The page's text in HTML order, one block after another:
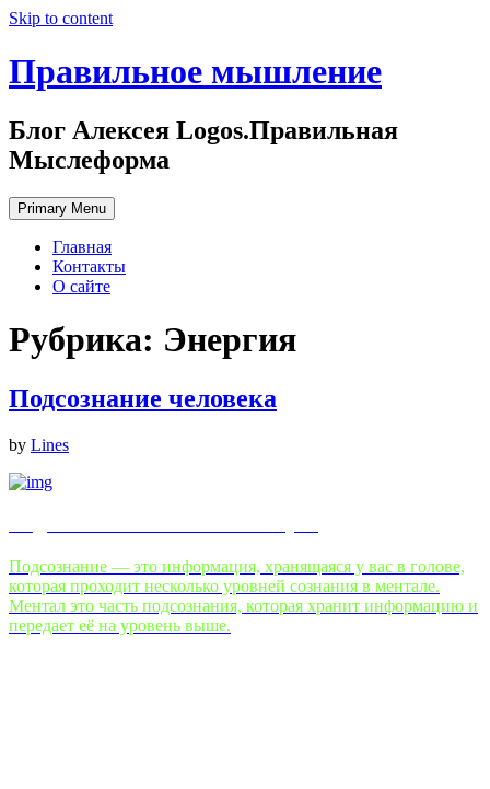
Skip to content
Правильное мышление
Блог Алексея Logos.Правильная
Мыслеформа
Primary Menu
Главная
Контакты
О сайте
Рубрика: Энергия
Подсознание человека
by Lines
Подсознание — это информация, хранящаяся у вас в голове,
которая проходит несколько уровней сознания в ментале.
Ментал это часть подсознания, которая хранит информацию и
передает её на уровень выше.